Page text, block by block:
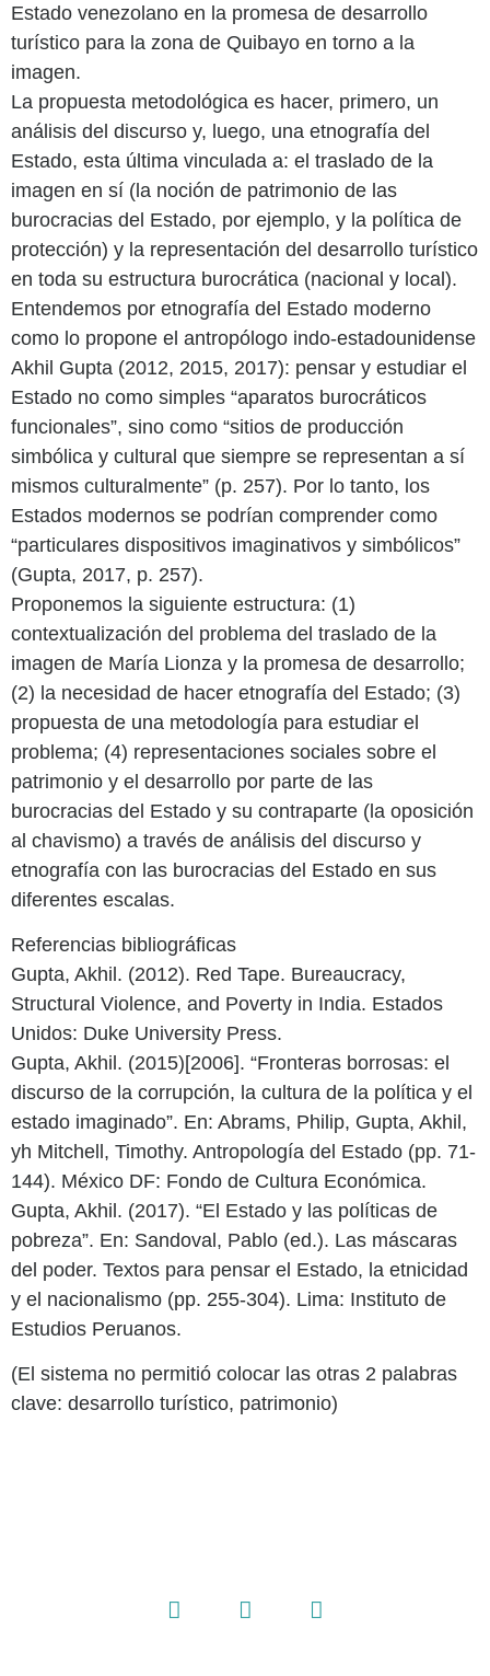
Estado venezolano en la promesa de desarrollo
turístico para la zona de Quibayo en torno a la
imagen.
La propuesta metodológica es hacer, primero, un
análisis del discurso y, luego, una etnografía del
Estado, esta última vinculada a: el traslado de la
imagen en sí (la noción de patrimonio de las
burocracias del Estado, por ejemplo, y la política de
protección) y la representación del desarrollo turístico
en toda su estructura burocrática (nacional y local).
Entendemos por etnografía del Estado moderno
como lo propone el antropólogo indo-estadounidense
Akhil Gupta (2012, 2015, 2017): pensar y estudiar el
Estado no como simples “aparatos burocráticos
funcionales”, sino como “sitios de producción
simbólica y cultural que siempre se representan a sí
mismos culturalmente” (p. 257). Por lo tanto, los
Estados modernos se podrían comprender como
“particulares dispositivos imaginativos y simbólicos”
(Gupta, 2017, p. 257).
Proponemos la siguiente estructura: (1)
contextualización del problema del traslado de la
imagen de María Lionza y la promesa de desarrollo;
(2) la necesidad de hacer etnografía del Estado; (3)
propuesta de una metodología para estudiar el
problema; (4) representaciones sociales sobre el
patrimonio y el desarrollo por parte de las
burocracias del Estado y su contraparte (la oposición
al chavismo) a través de análisis del discurso y
etnografía con las burocracias del Estado en sus
diferentes escalas.
Referencias bibliográficas
Gupta, Akhil. (2012). Red Tape. Bureaucracy,
Structural Violence, and Poverty in India. Estados
Unidos: Duke University Press.
Gupta, Akhil. (2015)[2006]. “Fronteras borrosas: el
discurso de la corrupción, la cultura de la política y el
estado imaginado”. En: Abrams, Philip, Gupta, Akhil,
yh Mitchell, Timothy. Antropología del Estado (pp. 71-
144). México DF: Fondo de Cultura Económica.
Gupta, Akhil. (2017). “El Estado y las políticas de
pobreza”. En: Sandoval, Pablo (ed.). Las máscaras
del poder. Textos para pensar el Estado, la etnicidad
y el nacionalismo (pp. 255-304). Lima: Instituto de
Estudios Peruanos.
(El sistema no permitió colocar las otras 2 palabras
clave: desarrollo turístico, patrimonio)